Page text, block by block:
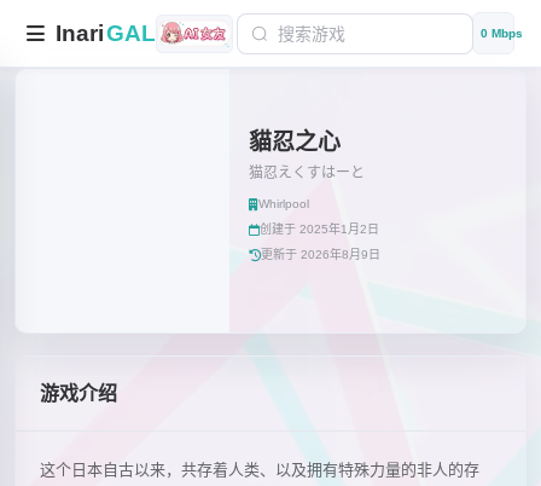
InariGAL 0 Mbps
貓忍之心
猫忍えくすはーと
Whirlpool
创建于 2025年1月2日
更新于 2026年8月9日
游戏介绍
这个日本自古以来，共存着人类、以及拥有特殊力量的非人的存